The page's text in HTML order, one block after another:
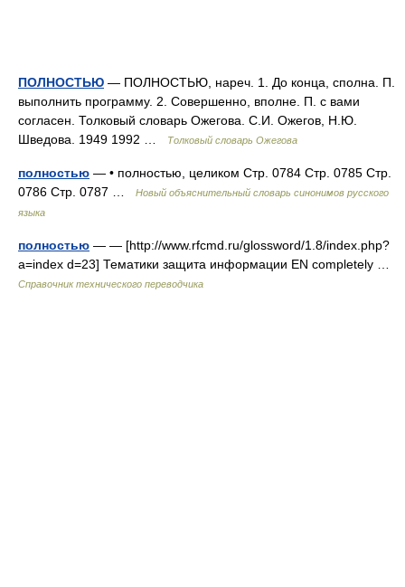
ПОЛНОСТЬЮ — ПОЛНОСТЬЮ, нареч. 1. До конца, сполна. П.
выполнить программу. 2. Совершенно, вполне. П. с вами
согласен. Толковый словарь Ожегова. С.И. Ожегов, Н.Ю.
Шведова. 1949 1992 …
Толковый словарь Ожегова
полностью — • полностью, целиком Стр. 0784 Стр. 0785 Стр.
0786 Стр. 0787 …
Новый объяснительный словарь синонимов русского
языка
полностью — — [http://www.rfcmd.ru/glossword/1.8/index.php?
a=index d=23] Тематики защита информации EN completely …
Справочник технического переводчика